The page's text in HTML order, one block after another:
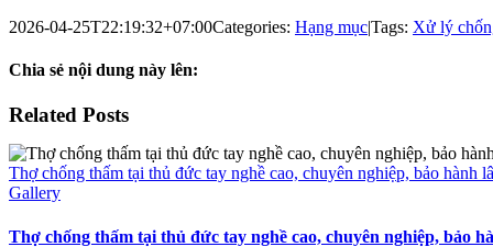
2026-04-25T22:19:32+07:00Categories: Hạng mục|Tags: Xử lý
Chia sẻ nội dung này lên:
Facebook
X
Reddit
LinkedIn
WhatsApp
Telegram
Tumblr
Pinterest
Vk
Email
Related Posts
Thợ chống thấm tại thủ đức tay nghề cao, chuyên nghiệp, bảo hành
Gallery
Thợ chống thấm tại thủ đức tay nghề cao, chuyên nghiệp, bảo